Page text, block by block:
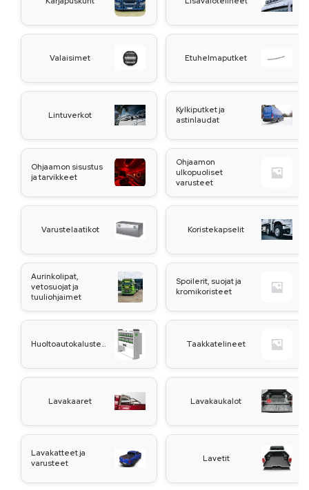
Valaisimet Etuhelmaputket
Lintuverkot
Kylkiputket ja
astinlaudat
Ohjaamon sisustus
ja tarvikkeet
Ohjaamon
ulkopuoliset
varusteet
Varustelaatikot Koristekapselit
Aurinkolipat,
vetosuojat ja
tuuliohjaimet
Spoilerit, suojat ja
kromikoristeet
Taakkatelineet
Lavakaaret Lavakaukalot
Lavakatteet ja
varusteet
Lavetit